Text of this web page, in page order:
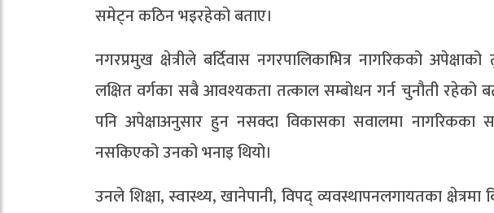
समेट्न कठिन भइरहेको बताए।
नगरप्रमुख क्षेत्रीले बर्दिवास नगरपालिकाभित्र नागरिकको
लक्षित वर्गका सबै आवश्यकता तत्काल सम्बोधन गर्न चुनौती
पनि अपेक्षाअनुसार हुन नसक्दा विकासका सवालमा नागरिकका
नसकिएको उनको भनाइ थियो।
उनले शिक्षा, स्वास्थ्य, खानेपानी, विपद् व्यवस्थापनलगायतका